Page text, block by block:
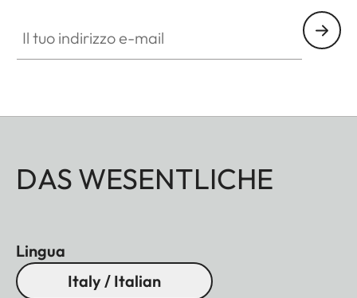
DAS WESENTLICHE
Lingua
Italy / Italian